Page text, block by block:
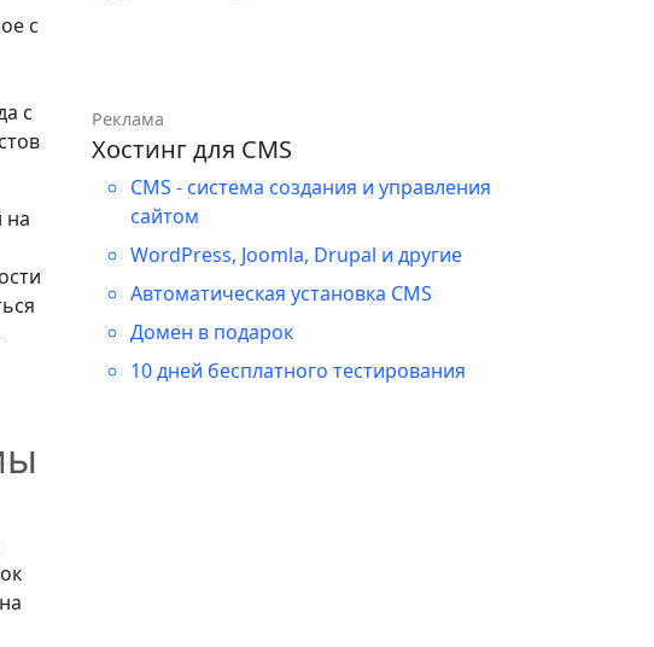
с
с
на
Реклама
Хостинг для CMS
CMS - система создания и управления
сайтом
WordPress, Joomla, Drupal и другие
Автоматическая установка CMS
Домен в подарок
10 дней бесплатного тестирования